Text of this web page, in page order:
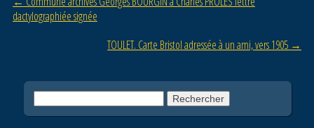
o
dactylographiée signée
TOULET. Carte Bristol adressée à un ami, vers 1905 →